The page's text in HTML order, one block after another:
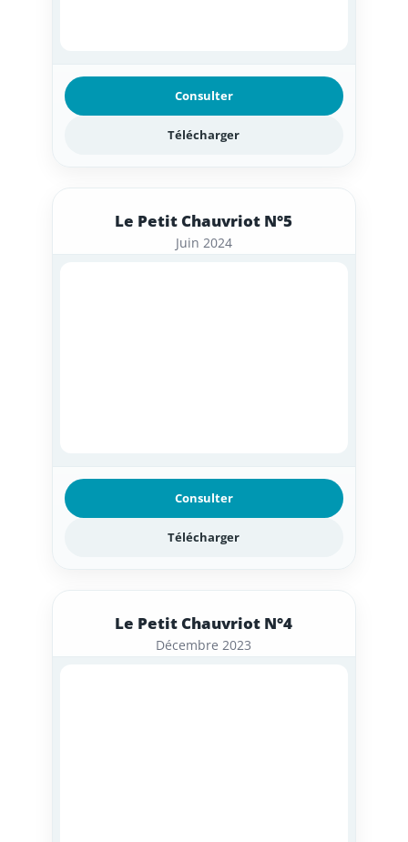
Consulter
Télécharger
Le Petit Chauvriot N°5
Juin 2024
Consulter
Télécharger
Le Petit Chauvriot N°4
Décembre 2023